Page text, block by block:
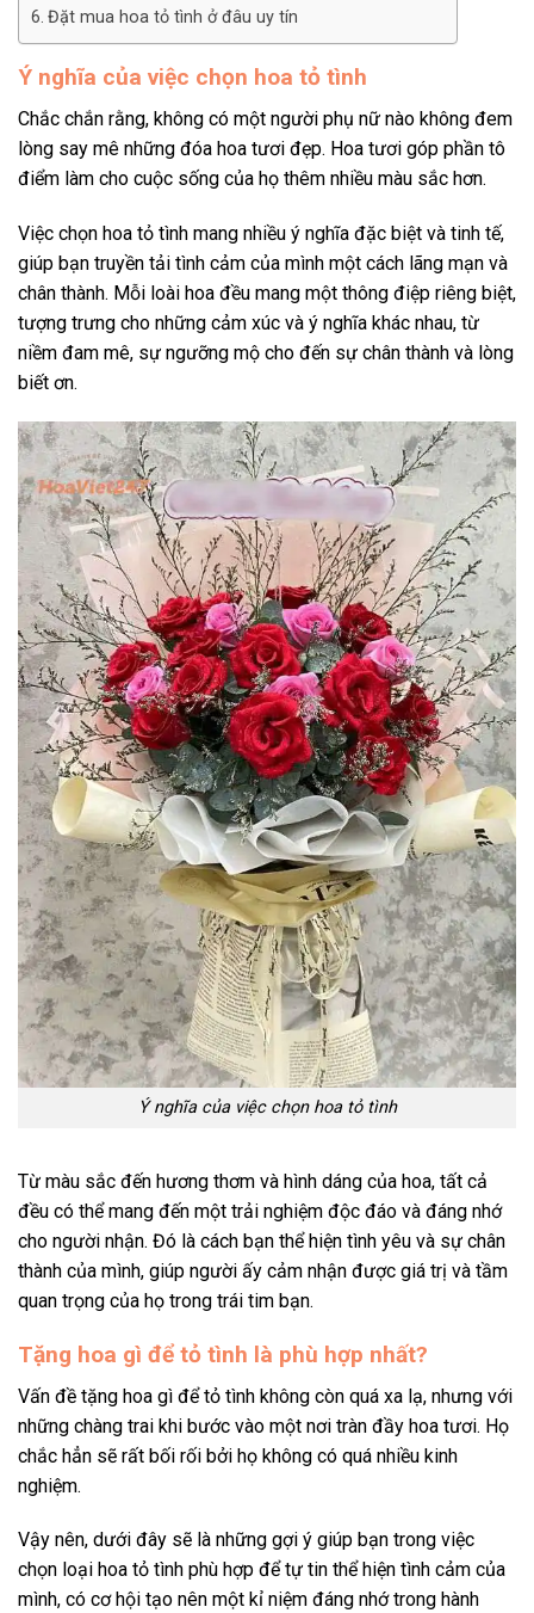
Đặt mua hoa tỏ tình ở đâu uy tín
Ý nghĩa của việc chọn hoa tỏ tình
Chắc chắn rằng, không có một người phụ nữ nào không đem
lòng say mê những đóa hoa tươi đẹp. Hoa tươi góp phần tô
điểm làm cho cuộc sống của họ thêm nhiều màu sắc hơn.
Việc chọn hoa tỏ tình mang nhiều ý nghĩa đặc biệt và tinh tế,
giúp bạn truyền tải tình cảm của mình một cách lãng mạn và
chân thành. Mỗi loài hoa đều mang một thông điệp riêng biệt,
tượng trưng cho những cảm xúc và ý nghĩa khác nhau, từ
niềm đam mê, sự ngưỡng mộ cho đến sự chân thành và lòng
biết ơn.
Ý nghĩa của việc chọn hoa tỏ tình
Từ màu sắc đến hương thơm và hình dáng của hoa, tất cả
đều có thể mang đến một trải nghiệm độc đáo và đáng nhớ
cho người nhận. Đó là cách bạn thể hiện tình yêu và sự chân
thành của mình, giúp người ấy cảm nhận được giá trị và tầm
quan trọng của họ trong trái tim bạn.
Tặng hoa gì để tỏ tình là phù hợp nhất?
Vấn đề tặng hoa gì để tỏ tình không còn quá xa lạ, nhưng với
những chàng trai khi bước vào một nơi tràn đầy hoa tươi. Họ
chắc hẳn sẽ rất bối rối bởi họ không có quá nhiều kinh
nghiệm.
Vậy nên, dưới đây sẽ là những gợi ý giúp bạn trong việc
chọn loại hoa tỏ tình phù hợp để tự tin thể hiện tình cảm của
mình, có cơ hội tạo nên một kỉ niệm đáng nhớ trong hành